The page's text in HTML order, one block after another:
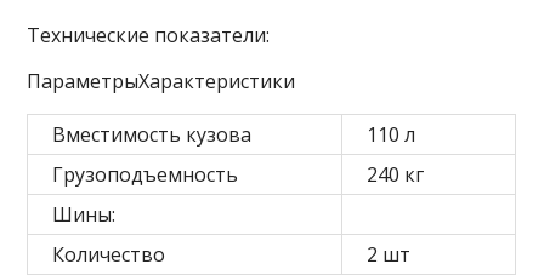
Технические показатели:
ПараметрыХарактеристики
Вместимость кузова
110 л
Грузоподъемность
240 кг
Шины:
Количество
2 шт